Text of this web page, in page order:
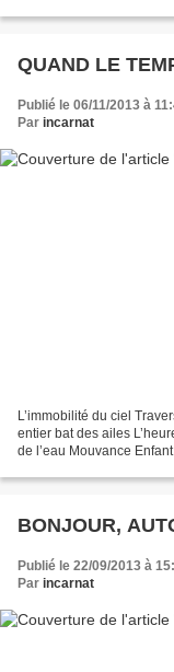
QUAND LE
Publié le 06/11/2013 à
Par incarnat
L’immobilité du ciel
entier bat des ailes
de l’eau Mouvance
BONJOUR,
Publié le 22/09/2013 à
Par incarnat